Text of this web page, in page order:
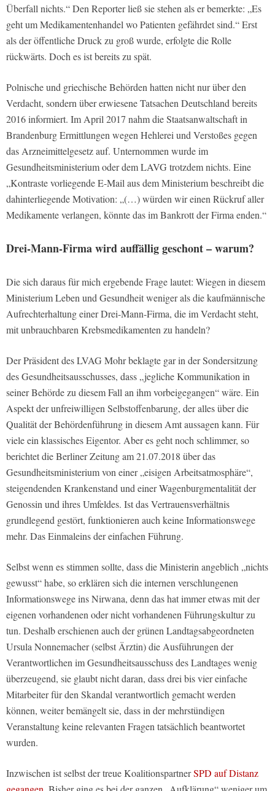
Überfall nichts.“ Den Reporter ließ sie stehen als er bemerkte: „Es
geht um Medikamentenhandel wo Patienten gefährdet sind.“ Erst
als der öffentliche Druck zu groß wurde, erfolgte die Rolle
rückwärts. Doch es ist bereits zu spät.
Polnische und griechische Behörden hatten nicht nur über den
Verdacht, sondern über erwiesene Tatsachen Deutschland bereits
2016 informiert. Im April 2017 nahm die Staatsanwaltschaft in
Brandenburg Ermittlungen wegen Hehlerei und Verstoßes gegen
das Arzneimittelgesetz auf. Unternommen wurde im
Gesundheitsministerium oder dem LAVG trotzdem nichts. Eine
„Kontraste vorliegende E-Mail aus dem Ministerium beschreibt die
dahinterliegende Motivation: „(…) würden wir einen Rückruf aller
Medikamente verlangen, könnte das im Bankrott der Firma enden.“
Drei-Mann-Firma wird auffällig geschont – warum?
Die sich daraus für mich ergebende Frage lautet: Wiegen in diesem
Ministerium Leben und Gesundheit weniger als die kaufmännische
Aufrechterhaltung einer Drei-Mann-Firma, die im Verdacht steht,
mit unbrauchbaren Krebsmedikamenten zu handeln?
Der Präsident des LVAG Mohr beklagte gar in der Sondersitzung
des Gesundheitsausschusses, dass „jegliche Kommunikation in
seiner Behörde zu diesem Fall an ihm vorbeigegangen“ wäre. Ein
Aspekt der unfreiwilligen Selbstoffenbarung, der alles über die
Qualität der Behördenführung in diesem Amt aussagen kann. Für
viele ein klassisches Eigentor. Aber es geht noch schlimmer, so
berichtet die Berliner Zeitung am 21.07.2018 über das
Gesundheitsministerium von einer „eisigen Arbeitsatmosphäre“,
steigendenden Krankenstand und einer Wagenburgmentalität der
Genossin und ihres Umfeldes. Ist das Vertrauensverhältnis
grundlegend gestört, funktionieren auch keine Informationswege
mehr. Das Einmaleins der einfachen Führung.
Selbst wenn es stimmen sollte, dass die Ministerin angeblich „nichts
gewusst“ habe, so erklären sich die internen verschlungenen
Informationswege ins Nirwana, denn das hat immer etwas mit der
eigenen vorhandenen oder nicht vorhandenen Führungskultur zu
tun. Deshalb erschienen auch der grünen Landtagsabgeordneten
Ursula Nonnemacher (selbst Ärztin) die Ausführungen der
Verantwortlichen im Gesundheitsausschuss des Landtages wenig
überzeugend, sie glaubt nicht daran, dass drei bis vier einfache
Mitarbeiter für den Skandal verantwortlich gemacht werden
können, weiter bemängelt sie, dass in der mehrstündigen
Veranstaltung keine relevanten Fragen tatsächlich beantwortet
wurden.
Inzwischen ist selbst der treue KoalitionspartnerSPD auf Distanz